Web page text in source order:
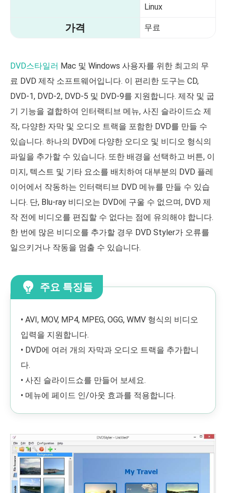
Linux
가격 무료
DVD스타일러 Mac 및 Windows 사용자를 위한 최고의 무
료 DVD 제작 소프트웨어입니다. 이 편리한 도구는 CD,
DVD-1, DVD-2, DVD-5 및 DVD-9를 지원합니다. 제작 및 굽
기 기능을 결합하여 인터랙티브 메뉴, 사진 슬라이드쇼 제
작, 다양한 자막 및 오디오 트랙을 포함한 DVD를 만들 수
있습니다. 하나의 DVD에 다양한 오디오 및 비디오 형식의
파일을 추가할 수 있습니다. 또한 배경을 선택하고 버튼, 이
미지, 텍스트 및 기타 요소를 배치하여 대부분의 DVD 플레
이어에서 작동하는 인터랙티브 DVD 메뉴를 만들 수 있습
니다. 단, Blu-ray 비디오는 DVD에 구울 수 없으며, DVD 제
작 전에 비디오를 편집할 수 없다는 점에 유의해야 합니다.
한 번에 많은 비디오를 추가할 경우 DVD Styler가 오류를
일으키거나 작동을 멈출 수 있습니다.
주요 특징들
• AVI, MOV, MP4, MPEG, OGG, WMV 형식의 비디오
입력을 지원합니다.
• DVD에 여러 개의 자막과 오디오 트랙을 추가합니
다.
• 사진 슬라이드쇼를 만들어 보세요.
• 메뉴에 페이드 인/아웃 효과를 적용합니다.